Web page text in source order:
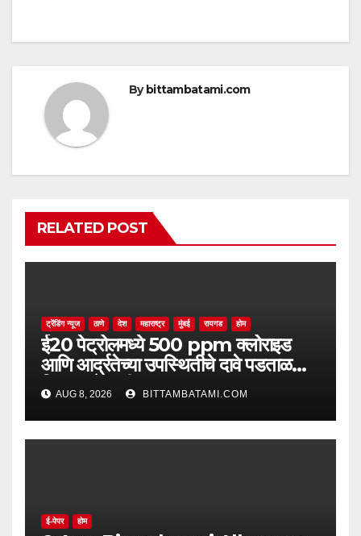
Bybittambatami.com
RELATED POST
ट्रेंडिंग न्यूज ठाणे देश महाराष्ट्र मुंबई रायगड होम
ई20 पेट्रोलमध्ये 500 ppm क्लोराइड
आणि आर्द्रतेच्या उपस्थितीचे दावे पडताळणीत
सिद्ध झाले नाहीत
AUG 8, 2026 BITTAMBATAMI.COM
ई-पेपर होम